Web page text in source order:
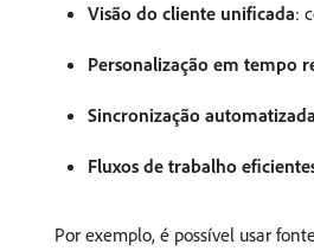
Visão do cliente unificada:
Personalização em tempo
Sincronização
Fluxos de trabalho
Por exemplo, é possível usar